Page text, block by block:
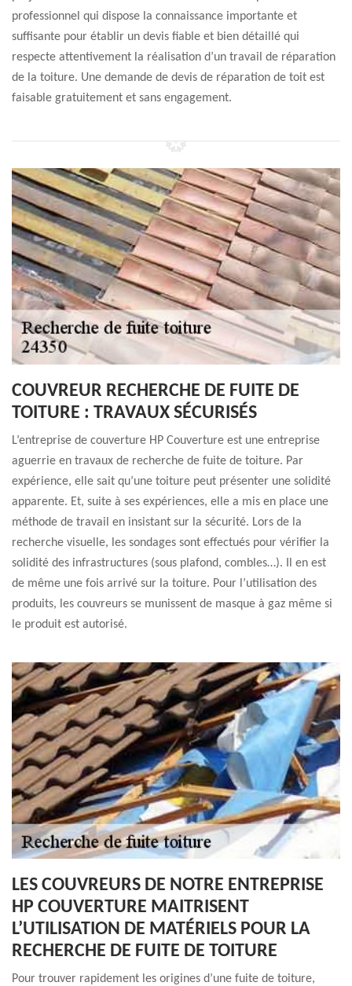
professionnel qui dispose la connaissance importante et
suffisante pour établir un devis fiable et bien détaillé qui
respecte attentivement la réalisation d’un travail de réparation
de la toiture. Une demande de devis de réparation de toit est
faisable gratuitement et sans engagement.
COUVREUR RECHERCHE DE FUITE DE
TOITURE : TRAVAUX SÉCURISÉS
L’entreprise de couverture HP Couverture est une entreprise
aguerrie en travaux de recherche de fuite de toiture. Par
expérience, elle sait qu’une toiture peut présenter une solidité
apparente. Et, suite à ses expériences, elle a mis en place une
méthode de travail en insistant sur la sécurité. Lors de la
recherche visuelle, les sondages sont effectués pour vérifier la
solidité des infrastructures (sous plafond, combles…). Il en est
de même une fois arrivé sur la toiture. Pour l’utilisation des
produits, les couvreurs se munissent de masque à gaz même si
le produit est autorisé.
LES COUVREURS DE NOTRE ENTREPRISE
HP COUVERTURE MAITRISENT
L’UTILISATION DE MATÉRIELS POUR LA
RECHERCHE DE FUITE DE TOITURE
Pour trouver rapidement les origines d’une fuite de toiture,